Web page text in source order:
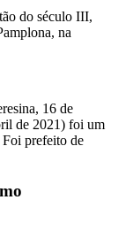
do século III,
na
16 de
de 2021) foi um
prefeito de